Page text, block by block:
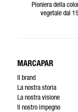
Pioniera della
vegetale dal
MARCAPAR
Il brand
La nostra storia
La nostra visione
Il nostro impegno